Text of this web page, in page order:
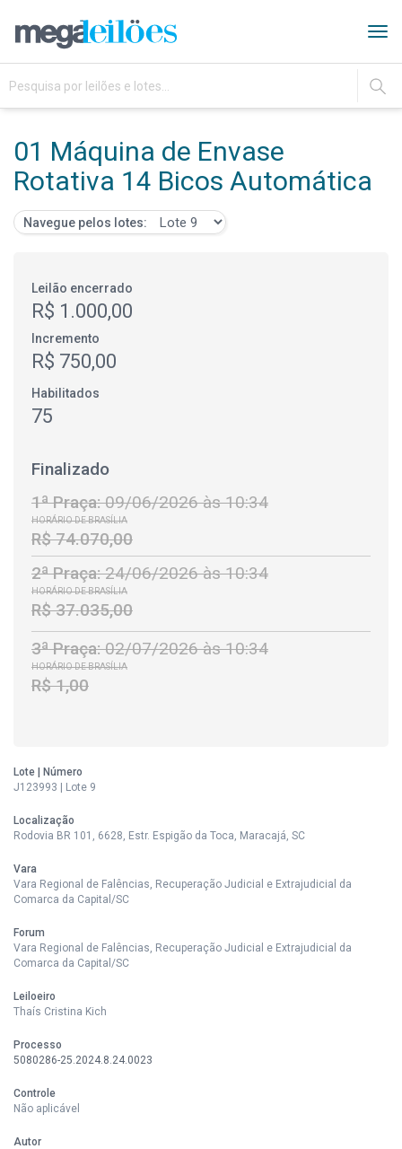
IR
01 Máquina de Envase
Rotativa 14 Bicos Automática
Navegue pelos lotes:
Leilão encerrado
R$ 1.000,00
Incremento
R$ 750,00
Habilitados
75
Finalizado
1ª Praça:09/06/2026 às 10:34
HORÁRIO DE BRASÍLIA
R$ 74.070,00
2ª Praça:24/06/2026 às 10:34
HORÁRIO DE BRASÍLIA
R$ 37.035,00
3ª Praça:02/07/2026 às 10:34
HORÁRIO DE BRASÍLIA
R$ 1,00
Lote | Número
J123993 | Lote 9
Localização
Rodovia BR 101, 6628, Estr. Espigão da Toca, Maracajá, SC
Vara
Vara Regional de Falências, Recuperação Judicial e Extrajudicial da
Comarca da Capital/SC
Forum
Vara Regional de Falências, Recuperação Judicial e Extrajudicial da
Comarca da Capital/SC
Leiloeiro
Thaís Cristina Kich
Processo
5080286-25.2024.8.24.0023
Controle
Não aplicável
Autor